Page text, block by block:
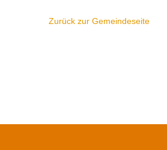
Zurück zur Gemeindeseite